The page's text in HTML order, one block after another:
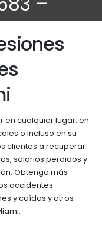
en cualquier lugar: en
o incluso en su
clientes a recuperar
salarios perdidos y
Obtenga más
accidentes
y caídas y otros